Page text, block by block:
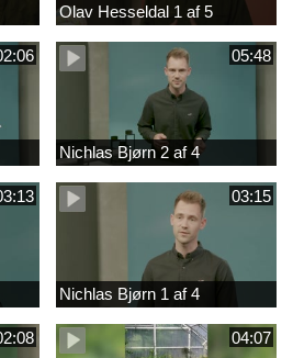
Olav Hesseldal 1 af 5
05:48
Nichlas Bjørn 2 af 4
03:15
Nichlas Bjørn 1 af 4
04:07